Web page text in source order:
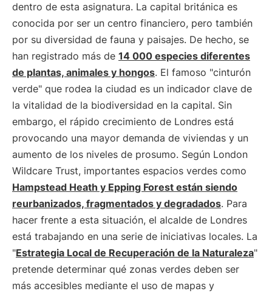
dentro de esta asignatura. La capital británica es
conocida por ser un centro financiero, pero también
por su diversidad de fauna y paisajes. De hecho, se
han registrado más de 14 000 especies diferentes
de plantas, animales y hongos. El famoso "cinturón
verde" que rodea la ciudad es un indicador clave de
la vitalidad de la biodiversidad en la capital. Sin
embargo, el rápido crecimiento de Londres está
provocando una mayor demanda de viviendas y un
aumento de los niveles de prosumo. Según London
Wildcare Trust, importantes espacios verdes como
Hampstead Heath y Epping Forest están siendo
reurbanizados, fragmentados y degradados. Para
hacer frente a esta situación, el alcalde de Londres
está trabajando en una serie de iniciativas locales. La
"Estrategia Local de Recuperación de la Naturaleza"
pretende determinar qué zonas verdes deben ser
más accesibles mediante el uso de mapas y